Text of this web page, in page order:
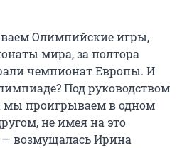
Олимпийские игры,
мира, за полтора
чемпионат Европы. И
Под руководством
мы проигрываем в одном
не имея на это
возмущалась Ирина